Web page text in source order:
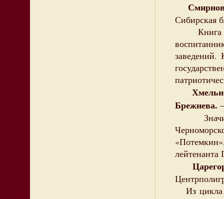
Сибирская
Книга
заведений.
Брежнева.
Из цикла